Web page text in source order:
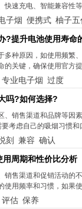
快速充电、智能兼容性
子烟 便携式 柚子五
?提升电池使用寿命
多种原因，如使用频繁
的关键，确保使用官
专业电子烟 过度
吗?如何选择?
、销售渠道和品牌等因
考虑自己的吸烟习惯
刻 兼容 确认
周期和性价比分析
销售渠道和促销活动的
使用频率和习惯，如
评估 保养